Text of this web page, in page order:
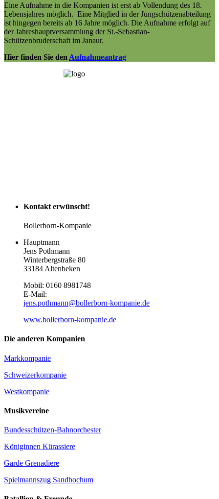
Eine Aufnahme in die Kompanien ist erst ab Vollendung des 18.
Lebensjahres möglich. Eine Mitglied in der Jungschützenabteilung
ist hingegen bereits ab 16 Jahre möglich. Die Aufnahme erfolgt auf
der Jahreshauptversammlung der St.-Sebastian-
Schützenbruderschaft im Janaur.
Hier finden Sie den Aufnahmeantrag
Kontakt erwünscht!
Bollerborn-Kompanie
Hauptmann
Jens Pothmann
Winterbergstraße 80
33184 Altenbeken
Mobil: 0160 8981748
E-Mail:
jens.pothmann@bollerborn-kompanie.de
www.bollerborn-kompanie.de
Die anderen Kompanien
Markkompanie
Schweizerkompanie
Westkompanie
Musikvereine
Bundesschützen-Bahnorchester
Königinnen Kürassiere
Garde Grenadiere
Spielmannszug Sandbochum